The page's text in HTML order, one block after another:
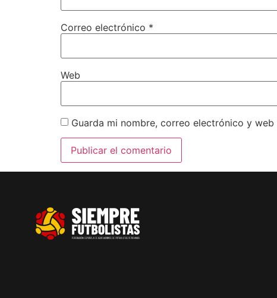
Correo electrónico *
Web
Guarda mi nombre, correo electrónico y